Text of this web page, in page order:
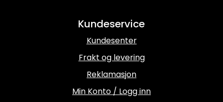
Kundeservice
Kundesenter
Frakt og levering
Reklamasjon
Min Konto / Logg inn